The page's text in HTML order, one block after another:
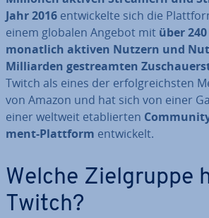
Jahr 2016 ent­wi­ckel­te sich die
einem globalen Angebot mit über
monatlich aktiven Nutzern und
Mil­li­ar­den ge­stream­ten
Twitch als eines der er­folg­reichs­ten
von Amazon und hat sich von einer
einer weltweit eta­blier­ten
ment-Plattform ent­wi­ckelt.
Welche Ziel­grup­pe
Twitch?